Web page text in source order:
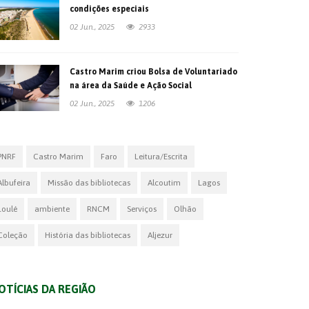
condições especiais
02 Jun., 2025
2933
Castro Marim criou Bolsa de Voluntariado
na área da Saúde e Ação Social
02 Jun., 2025
1206
Castro Marim Faro Leitura/Escrita
Missão das bibliotecas Alcoutim Lagos
ambiente RNCM Serviços Olhão
História das bibliotecas Aljezur
DA REGIÃO